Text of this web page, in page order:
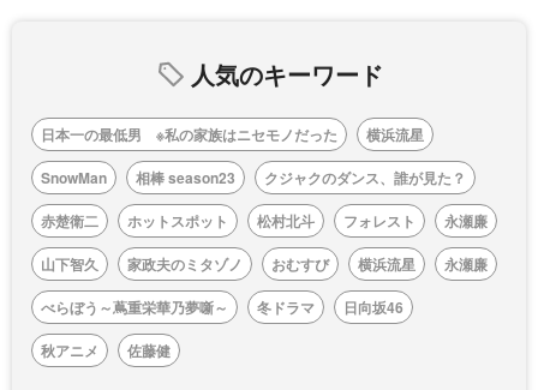
人気のキーワード
日本一の最低男 ※私の家族はニセモノだった
横浜流星
SnowMan
相棒 season23
クジャクのダンス、誰が見た？
赤楚衛二
ホットスポット 松村北斗 フォレスト
永瀬廉
山下智久
家政夫のミタゾノ おむすび 横浜流星
永瀬廉
べらぼう～蔦重栄華乃夢噺～
冬ドラマ
日向坂46
秋アニメ
佐藤健